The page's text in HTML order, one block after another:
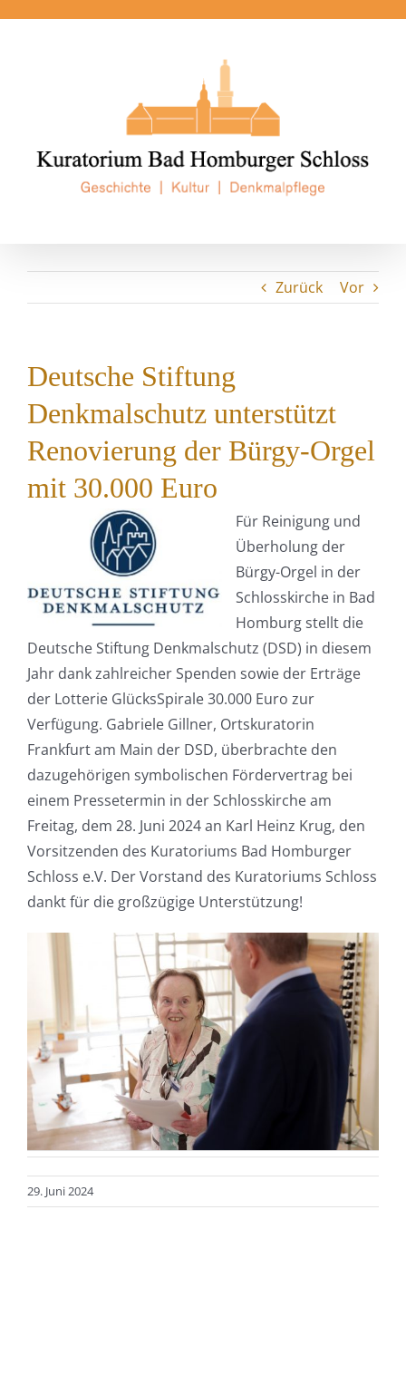
Zurück Vor
Deutsche Stiftung
Denkmalschutz unterstützt
Renovierung der Bürgy-Orgel
mit 30.000 Euro
Für Reinigung und
Überholung der
Bürgy-Orgel in der
Schlosskirche in Bad
Homburg stellt die
Deutsche Stiftung Denkmalschutz (DSD) in diesem
Jahr dank zahlreicher Spenden sowie der Erträge
der Lotterie GlücksSpirale 30.000 Euro zur
Verfügung. Gabriele Gillner, Ortskuratorin
Frankfurt am Main der DSD, überbrachte den
dazugehörigen symbolischen Fördervertrag bei
einem Pressetermin in der Schlosskirche am
Freitag, dem 28. Juni 2024 an Karl Heinz Krug, den
Vorsitzenden des Kuratoriums Bad Homburger
Schloss e.V. Der Vorstand des Kuratoriums Schloss
dankt für die großzügige Unterstützung!
29. Juni 2024